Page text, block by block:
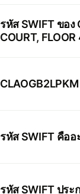
รหัส SWIFT ของ
COURT,
รหัส SWIFT คืออ
รหัส SWIFT ประ